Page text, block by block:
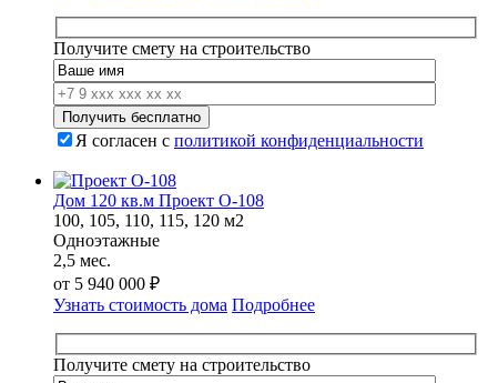
Получите смету на строительство
Я согласен с политикой конфиденциальности
Дом 120 кв.м Проект О-108
100, 105, 110, 115, 120 м2
Одноэтажные
2,5 мес.
от 5 940 000 ₽
Узнать стоимость дома Подробнее
Получите смету на строительство